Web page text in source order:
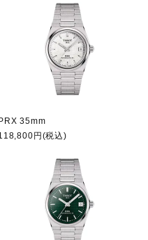
35mm
円(税込)